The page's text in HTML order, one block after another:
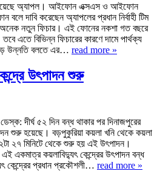
অ্যাপল। আইফোন এক্সএস ও আইফোন
বলে দাবি করেছেন অ্যাপলের প্রধান নির্বাহী টিম
নতুন ফিচার। এই ফোনের নকশা গত বছরে
এতে বিভিন্ন ফিচারের কারণে দামে পার্থক্য
উন্নতি বলতে এর… read more »
উৎপাদন শুরু
দীর্ঘ ৫২ দিন বন্ধ থাকার পর দিনাজপুরের
শুরু হয়েছে। বড়পুকুরিয়া কয়লা খনি থেকে কয়লা
২৭ মিনিটে থেকে শুরু হয় এই উৎপাদন।
একমাত্র কয়লাবিদ্যুৎ কেন্দ্রের উৎপাদন বন্ধ
কেন্দ্রের প্রধান প্রকৌশলী… read more »